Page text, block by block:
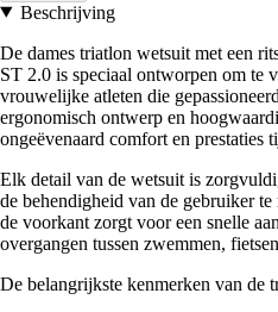
Beschrijving
De dames triatlon wetsuit met een
ST 2.0 is speciaal ontworpen om te
vrouwelijke atleten die
ergonomisch ontwerp en
ongeëvenaard comfort en prestaties
Elk detail van de wetsuit is
de behendigheid van de gebruiker
de voorkant zorgt voor een snelle
overgangen tussen zwemmen,
De belangrijkste kenmerken van de